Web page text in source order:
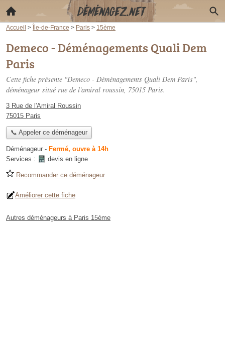
Accueil > Île-de-France > Paris > 15ème
Demeco - Déménagements Quali Dem
Paris
Cette fiche présente "Demeco - Déménagements Quali Dem Paris",
déménageur situé rue de l'amiral roussin, 75015 Paris.
3 Rue de l'Amiral Roussin
75015 Paris
📞 Appeler ce déménageur
Déménageur - Fermé, ouvre à 14h
Services :
devis en ligne
Recommander ce déménageur
Améliorer cette fiche
Autres déménageurs à Paris 15ème